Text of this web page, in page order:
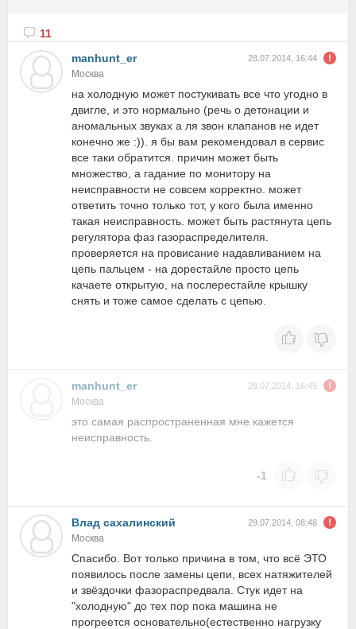
11
manhunt_er
28.07.2014, 16:44
Москва
на холодную может постукивать все что угодно в
двигле, и это нормально (речь о детонации и
аномальных звуках а ля звон клапанов не идет
конечно же :)). я бы вам рекомендовал в сервис
все таки обратится. причин может быть
множество, а гадание по монитору на
неисправности не совсем корректно. может
ответить точно только тот, у кого была именно
такая неисправность. может быть растянута цепь
регулятора фаз газораспределителя.
проверяется на провисание надавливанием на
цепь пальцем - на дорестайле просто цепь
качаете открытую, на послерестайле крышку
снять и тоже самое сделать с цепью.
manhunt_er 28.07.2014, 16:45
Москва
это самая распространенная мне кажется
неисправность.
-1
Влад сахалинский 29.07.2014, 08:48
Москва
Спасибо. Вот только причина в том, что всё ЭТО
появилось после замены цепи, всех натяжителей
и звёздочки фазораспредвала. Стук идет на
"холодную" до тех пор пока машина не
прогреется основательно(естественно нагрузку